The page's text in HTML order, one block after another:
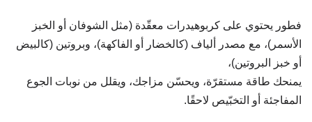
فطور يحتوي على كربوهيدرات معقّدة (مثل الشوفان أو الخبز
الأسمر)، مع مصدر ألياف (كالخضار أو الفاكهة)، وبروتين (كالبيض
أو خبز البروتين)،
يمنحك طاقة مستقرّة، ويحسّن مزاجك، ويقلل من نوبات الجوع
المفاجئة أو التخبّيص لاحقًا.